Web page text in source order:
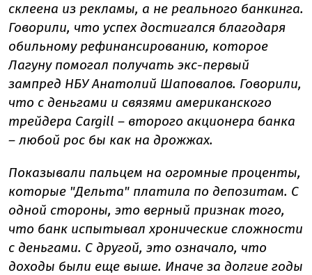
склеена из рекламы, а не реального банкинга.
Говорили, что успех достигался благодаря
обильному рефинансированию, которое
Лагуну помогал получать экс-первый
зампред НБУ Анатолий Шаповалов. Говорили,
что с деньгами и связями американского
трейдера Cargill – второго акционера банка
– любой рос бы как на дрожжах.
Показывали пальцем на огромные проценты,
которые "Дельта" платила по депозитам. С
одной стороны, это верный признак того,
что банк испытывал хронические сложности
с деньгами. С другой, это означало, что
доходы были еще выше. Иначе за долгие годы